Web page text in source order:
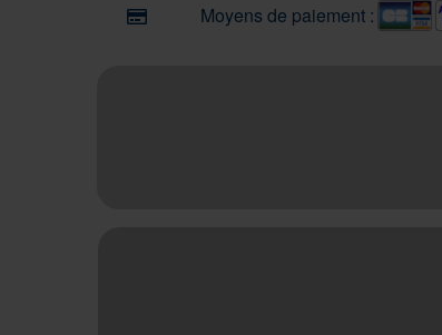
Moyens de paiement :